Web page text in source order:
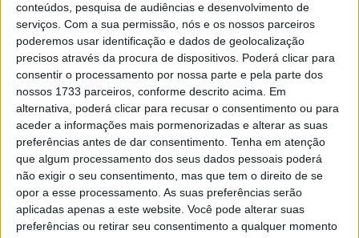
conteúdos, pesquisa de audiências e desenvolvimento de
serviços. Com a sua permissão, nós e os nossos parceiros
poderemos usar identificação e dados de geolocalização
precisos através da procura de dispositivos. Poderá clicar para
consentir o processamento por nossa parte e pela parte dos
nossos 1733 parceiros, conforme descrito acima. Em
alternativa, poderá clicar para recusar o consentimento ou para
aceder a informações mais pormenorizadas e alterar as suas
preferências antes de dar consentimento. Tenha em atenção
que algum processamento dos seus dados pessoais poderá
não exigir o seu consentimento, mas que tem o direito de se
opor a esse processamento. As suas preferências serão
aplicadas apenas a este website. Você pode alterar suas
preferências ou retirar seu consentimento a qualquer momento
O autarca viseense ressalva, no entanto, que a
elaboração do projeto está aprovada pela câmara, por
unanimidade, mas que ainda falta ainda o problema do
financiamento que viabilize a obra.
Esta e outras notícias para ouvir na Estação Diária – 96.8
FM ou emwww.968.fm.
Pub